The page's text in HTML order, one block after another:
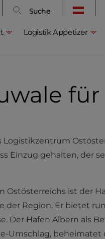
Suche
Logistik Appetizer
Logistikzentrum
Einzug gehalten, der
Ostösterreichs ist der
der Region. Er bietet
Der Hafen Albern als
Umschlag,